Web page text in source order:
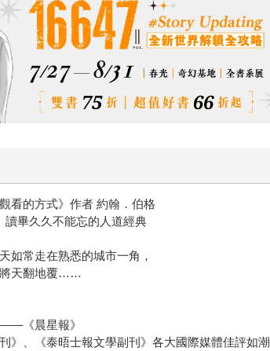
看的方式》作者 約翰．伯格
畢久久不能忘的人道經典
如常走在熟悉的城市一角，
將天翻地覆……
——《晨星報》
》、《泰晤士報文學副刊》各大國際媒體佳評如潮